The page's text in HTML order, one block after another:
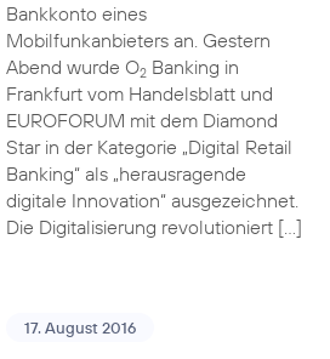
Bankkonto eines
Mobilfunkanbieters an. Gestern
Abend wurde O2Banking in
Frankfurt vom Handelsblatt und
EUROFORUM mit dem Diamond
Star in der Kategorie „Digital Retail
Banking“ als „herausragende
digitale Innovation“ ausgezeichnet.
Die Digitalisierung revolutioniert […]
17. August 2016